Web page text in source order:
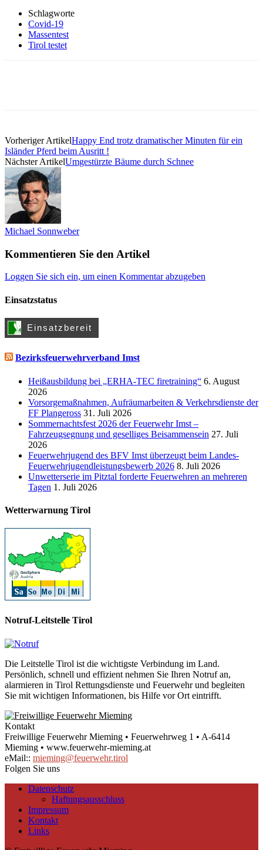
Schlagworte
Covid-19
Massentest
Tirol testet
Vorheriger ArtikelHappy End trotz dramatischer Minuten für ein
Isländer Pferd beim Ausritt !
Nächster ArtikelUmgestürzte Bäume durch Schnee
Michael Sonnweber
Kommentieren Sie den Artikel
Loggen Sie sich ein, um einen Kommentar abzugeben
Einsatzstatus
Bezirksfeuerwehrverband Imst
Heißausbildung bei „ERHA-TEC firetraining“ 6. August
2026
Vorsorgemaßnahmen, Aufräumarbeiten & Verkehrsdienste der
FF Plangeross 31. Juli 2026
Sommernachtsfest 2026 der Feuerwehr Imst –
Fahrzeugsegnung und geselliges Beisammensein 27. Juli
2026
Feuerwehrjugend des BFV Imst überzeugt beim Landes-
Feuerwehrjugendleistungsbewerb 2026 8. Juli 2026
Unwetterserie im Pitztal forderte Feuerwehren an mehreren
Tagen 1. Juli 2026
Wetterwarnung Tirol
Notruf-Leitstelle Tirol
Die Leitstelle Tirol ist die wichtigste Verbindung im Land.
Persönlich, schnell und effizient nehmen Sie Ihren Notruf an,
alarmieren in Tirol Rettungsdienste und Feuerwehr und begleiten
Sie mit wichtigen Informationen, bis Hilfe vor Ort eintrifft.
Kontakt
Freiwillige Feuerwehr Mieming • Feuerwehrweg 1 • A-6414
Mieming • www.feuerwehr-mieming.at
eMail:: mieming@feuerwehr.tirol
Folgen Sie uns
Datenschutz
Haftungsausschluss
Impressum
Kontakt
Links